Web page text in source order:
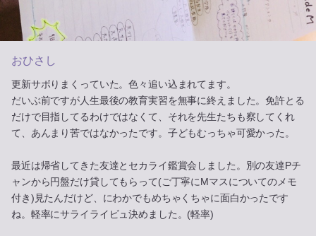
おひさし
更新サボりまくっていた。色々追い込まれてます。
だいぶ前ですが人生最後の教育実習を無事に終えました。免許とる
だけで目指してるわけではなくて、それを先生たちも察してくれ
て、あんまり苦ではなかったです。子どもむっちゃ可愛かった。
最近は帰省してきた友達とセカライ鑑賞会しました。別の友達Pチ
ャンから円盤だけ貸してもらって(ご丁寧にMマスについてのメモ
付き)見たんだけど、にわかでもめちゃくちゃに面白かったです
ね。軽率にサライライビュ決めました。(軽率)